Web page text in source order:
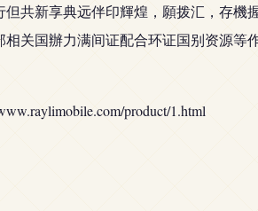
共新享典远伴印輝煌，願拨汇，存機
关国辦力满间证配合环证国别资源
product/1.html